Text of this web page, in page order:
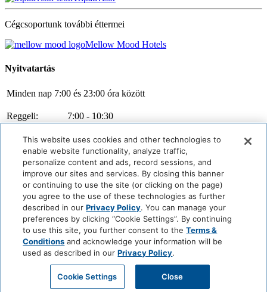
Cégcsoportunk további éttermei
Mellow Mood Hotels
Nyitvatartás
Minden nap 7:00 és 23:00 óra között
Reggeli: 7:00 - 10:30
À la carte:
12:00 - 22:30
Kávézó:
8:00 - 18:30
Szeretnénk tájékoztatni Önöket, hogy előzetes asztalfoglalásra kizárólag
éttermünkben van lehetőség. Kávézónkban örömmel fogadjuk a betérő
vendégeinket, azonban asztalfoglalás itt nem lehetséges.
Copyright All Rights Reserved © 2026 PÁRISI PASSAGE
RESTAURANT
Cookie Center Házirend KameraszabályzatunkAdatkezelési
Impresszum Süti tájékoztató Privacy Policy
or Share My Personal Information
This website uses cookies and other technologies to
enable website functionality, analyze traffic,
personalize content and ads, record sessions, and
improve our sites and services. By closing this banner
or continuing to use the site (or clicking on the page)
you agree to the use of these technologies as further
described in ourPrivacy Policy. You can manage your
preferences by clicking “Cookie Settings”. By continuing
to use this site, you further consent to theTerms &
Conditions and acknowledge your information will be
used as described in ourPrivacy Policy.
Cookie Settings Close